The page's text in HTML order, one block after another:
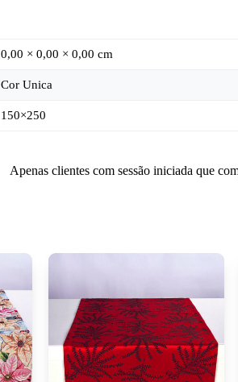
0,00 × 0,00 × 0,00 cm
Cor Unica
150×250
Apenas clientes com sessão iniciada que